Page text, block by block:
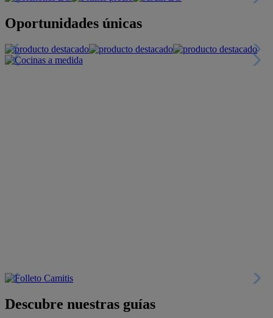
Oportunidades únicas
Descubre nuestras guías